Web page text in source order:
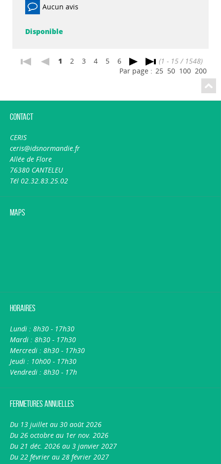
Aucun avis
Disponible
1 2 3 4 5 6
(1 - 15 / 1548)
Par page : 25 50 100 200
Contact
CERIS
ceris@idsnormandie.fr
Allée de Flore
76380 CANTELEU
Tél 02.32.83.25.02
Maps
Horaires
Lundi : 8h30 - 17h30
Mardi : 8h30 - 17h30
Mercredi : 8h30 - 17h30
Jeudi : 10h00 - 17h30
Vendredi : 8h30 - 17h
Fermetures annuelles
Du 13 juillet au 30 août 2026
Du 26 octobre au 1er nov. 2026
Du 21 déc. 2026 au 3 janvier 2027
Du 22 février au 28 février 2027